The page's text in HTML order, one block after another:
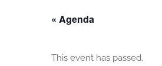
« Agenda
This event has passed.